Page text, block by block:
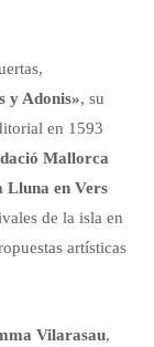
y Adonis», su
en 1593
Mallorca
Lluna en Vers
de la isla en
artísticas
Vilarasau,